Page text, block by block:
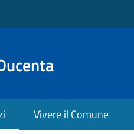
Vivere il Comune